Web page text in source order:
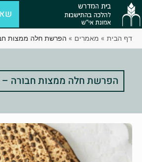
דף הבית » מאמרים » הפרשת חלה ממצות
הפרשת חלה ממצות חבורה –